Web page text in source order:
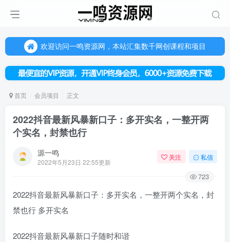
欢迎访问一鸣资源网，本站汇集数千网创课程和项目
欢迎访问一鸣资源网，本站汇集数千网创课程和项目
首页 会员项目 正文
2022抖音最新风暴新口子：多开实名，一整开两
个实名，封禁也行
源一鸣
2022年5月23日 22:55更新
关注 私信
723
2022抖音最新风暴新口子：多开实名，一整开两个实名，封
禁也行 多开实名
2022抖音最新风暴新口子随时和谐